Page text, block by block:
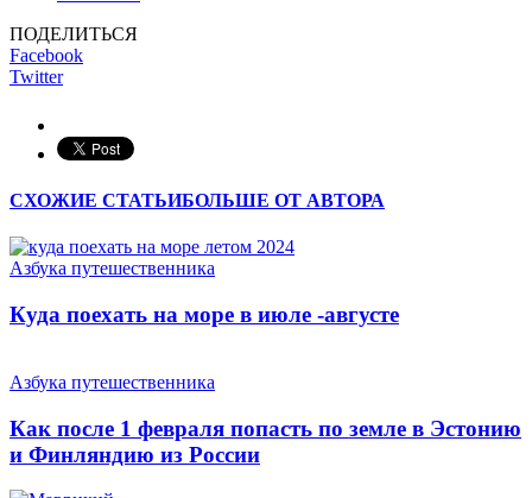
ПОДЕЛИТЬСЯ
Facebook
Twitter
СХОЖИЕ СТАТЬИБОЛЬШЕ ОТ АВТОРА
Азбука путешественника
Куда поехать на море в июле -августе
Азбука путешественника
Как после 1 февраля попасть по земле в Эстонию
и Финляндию из России